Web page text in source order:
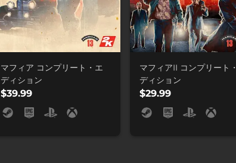
マフィア コンプリート・エ
ディション
$39.99
マフィアII コンプリート
ディション
$29.99